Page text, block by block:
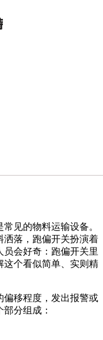
见的物料运输设备。
洒落，跑偏开关扮演着
会好奇：跑偏开关里
这个看似简单、实则精
偏移程度，发出报警或
分组成：